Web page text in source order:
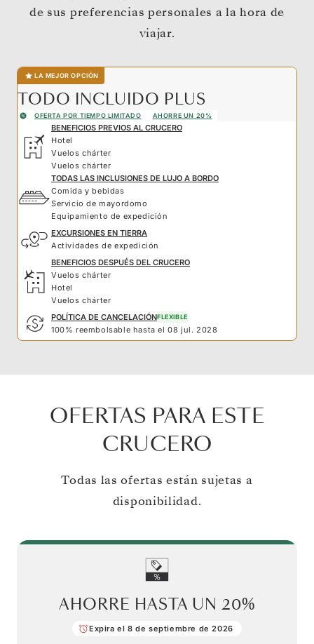
de sus preferencias personales a la hora de
viajar.
LA MEJOR OPCIÓN
TODO INCLUIDO PLUS
OFERTA POR TIEMPO LIMITADO AHORRE UN 20%
BENEFICIOS PREVIOS AL CRUCERO
Hotel
Vuelos chárter
Vuelos chárter
TODAS LAS INCLUSIONES DE LUJO A BORDO
Comida y bebidas
Servicio de mayordomo
Equipamiento de expedición
EXCURSIONES EN TIERRA
Actividades de expedición
BENEFICIOS DESPUÉS DEL CRUCERO
Vuelos chárter
Hotel
Vuelos chárter
POLÍTICA DE CANCELACIÓNFLEXIBLE
100% reembolsable hasta el 08 jul. 2028
OFERTAS PARA ESTE
CRUCERO
Todas las ofertas están sujetas a
disponibilidad.
AHORRE HASTA UN 20%
Expira el 8 de septiembre de 2026